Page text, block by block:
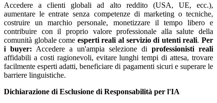
Accedere a clienti globali ad alto reddito (USA, UE, ecc.),
aumentare le entrate senza competenze di marketing o tecniche,
costruire un marchio personale, monetizzare il tempo libero e
contribuire con il proprio valore professionale alla salute della
comunità globale come esperti reali al servizio di utenti reali.Per
i buyer: Accedere a un'ampia selezione di professionisti reali
affidabili a costi ragionevoli, evitare lunghi tempi di attesa, trovare
facilmente esperti adatti, beneficiare di pagamenti sicuri e superare le
barriere linguistiche.
Dichiarazione di Esclusione di Responsabilità per l'IA